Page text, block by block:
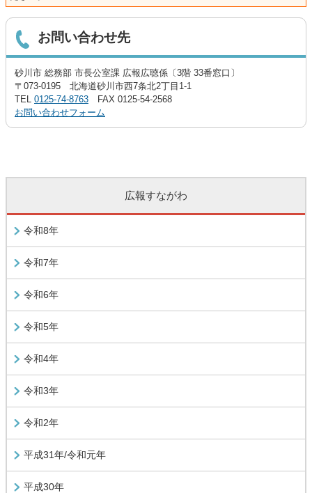
お問い合わせ先
砂川市 総務部 市長公室課 広報広聴係〔3階 33番窓口〕
〒073-0195 北海道砂川市西7条北2丁目1-1
TEL 0125-74-8763 FAX 0125-54-2568
お問い合わせフォーム
広報すながわ
令和8年
令和7年
令和6年
令和5年
令和4年
令和3年
令和2年
平成31年/令和元年
平成30年